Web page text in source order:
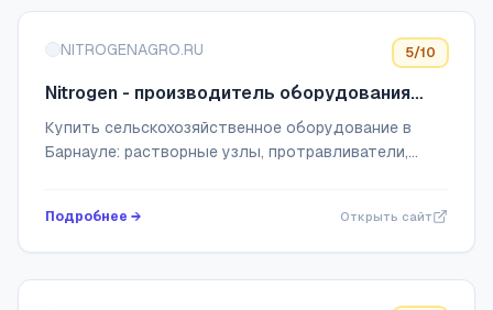
NITROGENAGRO.RU 5/10
Nitrogen - производитель оборудования
для сельского хозяйства
Купить сельскохозяйственное оборудование в
Барнауле: растворные узлы, протравливатели,
Подробнее → Открыть сайт